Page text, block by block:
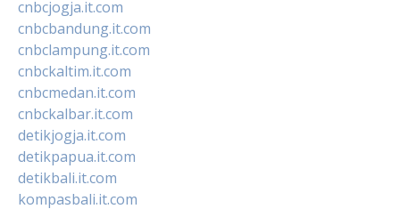
cnbcjogja.it.com
cnbcbandung.it.com
cnbclampung.it.com
cnbckaltim.it.com
cnbcmedan.it.com
cnbckalbar.it.com
detikjogja.it.com
detikpapua.it.com
detikbali.it.com
kompasbali.it.com